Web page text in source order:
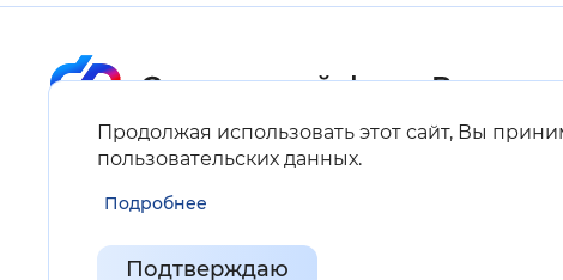
Продолжая использовать этот сайт, Вы
пользовательских данных.
Подробнее
Подтверждаю
Карта сайта
Нашли ошибку на сайте?